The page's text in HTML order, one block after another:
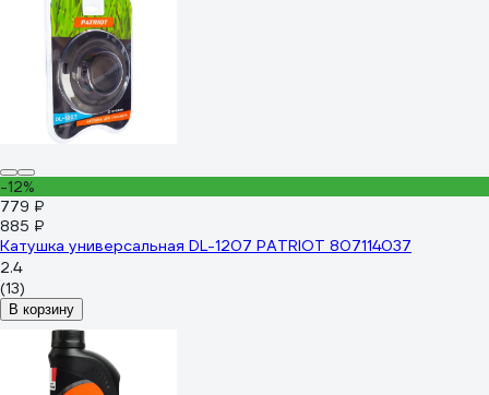
-12%
779 ₽
885 ₽
Катушка универсальная DL-1207 PATRIOT 807114037
2.4
(13)
В корзину